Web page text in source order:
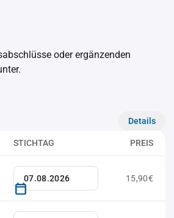
oder ergänzenden
Details
STICHTAG PREIS
15,90€